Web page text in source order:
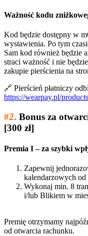
Ważność kodu
Kod będzie dostępny w
wystawienia. Po tym
Sam kod również będzie
straci ważność i nie
zakupie pierścienia na
🔗 Pierścień płatniczy
https://wearpay.pl/
#2. Bonus za
[300 zł]
Premia I – za szybki
Zapewnij
kalendarzowych
Wykonaj min. 8
i/lub Blikiem w
Premię otrzymamy
od otwarcia rachunku.